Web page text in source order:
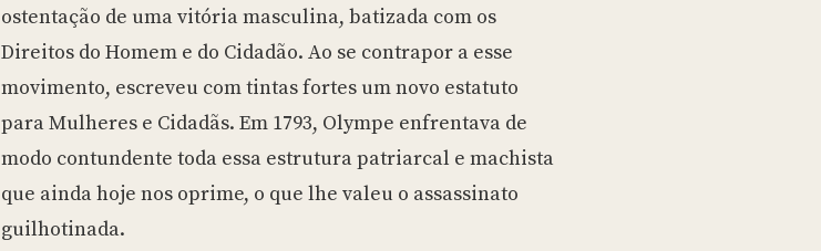
ostentação de uma vitória masculina, batizada com os
Direitos do Homem e do Cidadão. Ao se contrapor a esse
movimento, escreveu com tintas fortes um novo estatuto
para Mulheres e Cidadãs. Em 1793, Olympe enfrentava de
modo contundente toda essa estrutura patriarcal e machista
que ainda hoje nos oprime, o que lhe valeu o assassinato
guilhotinada.